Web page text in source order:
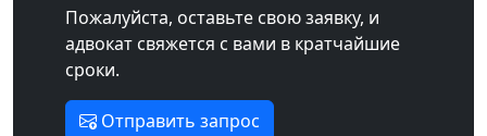
Пожалуйста, оставьте свою заявку, и
адвокат свяжется с вами в кратчайшие
сроки.
Отправить запрос